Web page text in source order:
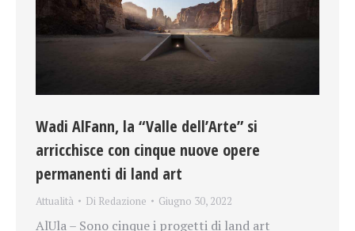
Wadi AlFann, la “Valle dell’Arte” si
arricchisce con cinque nuove opere
permanenti di land art
Attualità Di Redazione Giugno 30, 2022
AlUla – Sono cinque i progetti di land art